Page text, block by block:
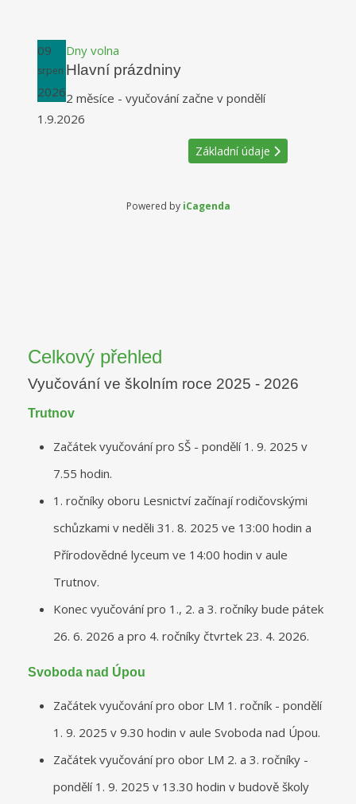
Celkový přehled
Vyučování ve školním roce 2025 - 2026
Trutnov
Začátek vyučování pro SŠ - pondělí 1. 9. 2025 v
7.55 hodin.
1. ročníky oboru Lesnictví začínají rodičovskými
schůzkami v neděli 31. 8. 2025 ve 13:00 hodin a
Přírodovědné lyceum ve 14:00 hodin v aule
Trutnov.
Konec vyučování pro 1., 2. a 3. ročníky bude pátek
26. 6. 2026 a pro 4. ročníky čtvrtek 23. 4. 2026.
Svoboda nad Úpou
Začátek vyučování pro obor LM 1. ročník - pondělí
1. 9. 2025 v 9.30 hodin v aule Svoboda nad Úpou.
Začátek vyučování pro obor LM 2. a 3. ročníky -
pondělí 1. 9. 2025 v 13.30 hodin v budově školy
09
srpen
2026
Dny volna
Hlavní prázdniny
2 měsíce - vyučování začne v pondělí
1.9.2026
Základní údaje
Powered by iCagenda